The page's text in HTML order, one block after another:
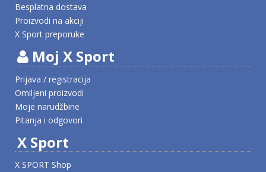
Besplatna dostava
Proizvodi na akciji
X Sport preporuke
Moj X Sport
Prijava / registracija
Omiljeni proizvodi
Moje narudžbine
Pitanja i odgovori
X Sport
X SPORT Shop